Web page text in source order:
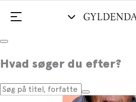
Hvad søger du efter?